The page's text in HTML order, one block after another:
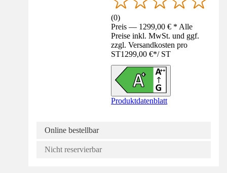
(0)
Preis — 1299,00 € * Alle
Preise inkl. MwSt. und ggf.
zzgl. Versandkosten pro
ST1299,00 €*/ ST
Produktdatenblatt
Online bestellbar
Nicht reservierbar